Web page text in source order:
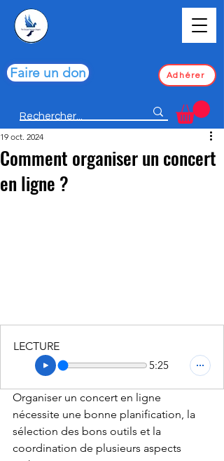
Faire un don Adhérer
Comment organiser un concert
en ligne ?
19 oct. 2024
LECTURE
5:25
Organiser un concert en ligne
nécessite une bonne planification, la
sélection des bons outils et la
coordination de plusieurs aspects